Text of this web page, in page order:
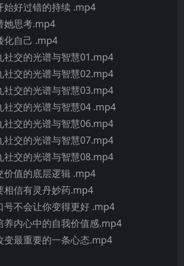
始好过错的持续 .mp4
她思考.mp4
化自己 .mp4
社交的光谱与智慧01.mp4
社交的光谱与智慧02.mp4
社交的光谱与智慧03.mp4
社交的光谱与智慧04 .mp4
社交的光谱与智慧06.mp4
社交的光谱与智慧07.mp4
社交的光谱与智慧08.mp4
价值的底层逻辑 .mp4
相信有灵丹妙药.mp4
号不会让你变得更好 .mp4
养内心中的自我价值感.mp4
变最重要的一条心态.mp4